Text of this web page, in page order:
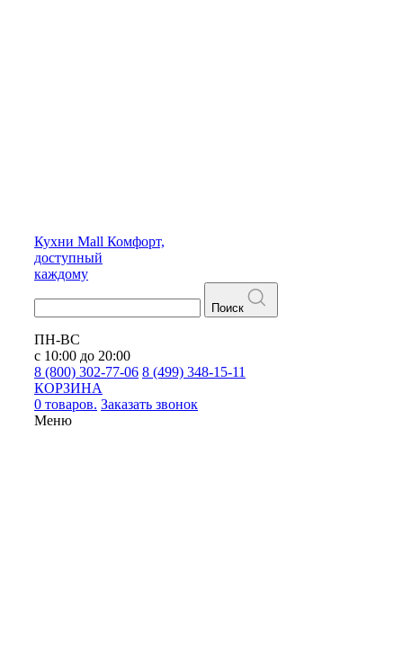
Кухни Mall Комфорт,
доступный
каждому
Поиск
ПН-ВС
с 10:00 до 20:00
8 (800) 302-77-06 8 (499) 348-15-11
КОРЗИНА
0 товаров. Заказать звонок
Меню